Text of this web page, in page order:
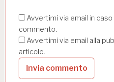
Avvertimi via email in
commento.
Avvertimi via email alla
articolo.